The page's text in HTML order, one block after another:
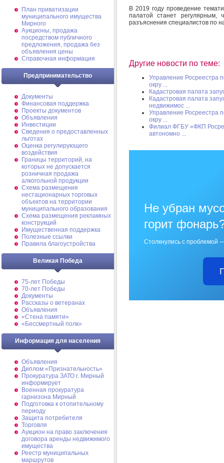
План приватизации
муниципального имущества
Мирного
Аукционы, продажа
посредством публичного
предложения, продажа без
объявления цены
Справочная информация
Предпринимательство
Документы
Финансовая поддержка
Проекты документов
Объявления
Инвестиции
Сведения о предоставленных
льготах
Оценка регулирующего
воздействия
Границы территорий, на
которых не допускается
розничная продажа
алкогольной продукции
Схема размещения
нестационарных торговых
объектов на территории
муниципального образования
Схема размещения рекламных
конструкций
Имущественная поддержка
Полезные ссылки
Правила благоустройства
Великая Победа
75-лет Победы
70-лет Победы
Документы
Рассказы о ветеранах
Объявления
«Стена памяти»
«Бессмертный полк»
Информация для населения
Объявления
Диплом «Признательность»
Прокуратура ЗАТО г. Мирный
информирует
Военная прокуратура
гарнизона Мирный
Подготовка к отопительному
периоду
Защита потребителя
Торговля
Аукцион на право заключения
договора аренды недвижимого
имущества
Реестр муниципальных
маршрутов
В 2019 году проведение
палатой станет регулярным,
разъяснения специалистов по
Другие новости по теме:
Управление Росреестра
окру ...
Кадастровая палата
Кадастровая палата
недвижимос ...
Управление Росреестра
окру ...
Филиал ФГБУ «ФКП
автономно ...
Не убран
горит
Столкнулись с проблемой